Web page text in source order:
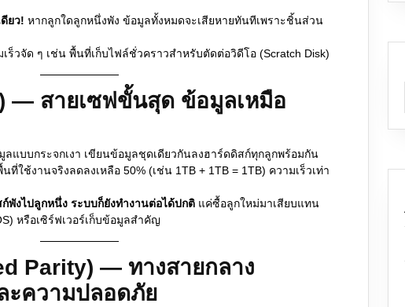
ยว! หากลูกใดลูกหนึ่งพัง ข้อมูลทั้งหมดจะเสียหายทันทีเพราะชิ้นส่วน
ร็วจัด ๆ เช่น พื้นที่เก็บไฟล์ชั่วคราวสำหรับตัดต่อวิดีโอ (Scratch Disk)
— สายเซฟขั้นสุด ข้อมูลเหมือ
ลแบบกระจกเงา เขียนข้อมูลชุดเดียวกันลงฮาร์ดดิสก์ทุกลูกพร้อมกัน
นที่ใช้งานจริงลดลงเหลือ 50% (เช่น 1TB + 1TB = 1TB) ความเร็วเท่า
พังไปลูกหนึ่ง ระบบก็ยังทำงานต่อได้ปกติแค่ซื้อลูกใหม่มาเสียบแทน
หรือเซิร์ฟเวอร์เก็บข้อมูลสำคัญ
Parity) — ทางสายกลาง
ความปลอดภัย